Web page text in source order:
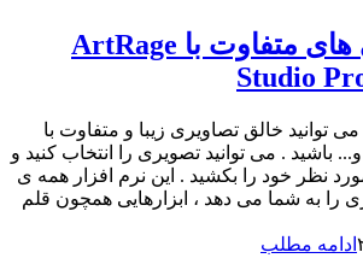
کشیدن نقاشی های متفاوت با ArtRage
Studio
با ArtRage Studio Pro می توانید خالق تصاویری زیبا و متفاوت با
باشید . می توانید تصویری را انتخاب کنید و
نظر خود را بکشید . این نرم افزار همه ی
را به شما می دهد ، ابزارهایی همچون قلم
ادامه مطلب